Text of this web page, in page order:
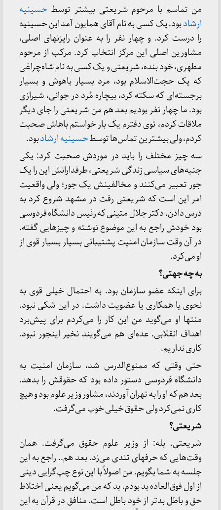
من تماسم با مرحوم شریعتی بیشتر توسطحسینیه
ارشادبود. یک کسی به نام آقای همایون آمد این حسینیه
را درست کرد. و چهار نفر را به عنوان رایزنهای اصلی،
مشاورین اصلی این مرکز انتخاب کرد. مرکب از مرحوم
مطهری، خود بنده، شریعتی و یک کسی به نام شاه‌چراغی
که یک حجت‌الاسلام بود، مرد بسیار باهوش و بسیار
برجسته‌ای که سکته کرد، بیچاره مُرد در جوانی، شیرازی
بود. ما چهار نفر بودیم بعد هم من شریعتی را جای دیگر
ملاقات کردم، توی دفترم یک بار خواستم باهاش صحبت
کردم، ولی بیشترین تماس‌ها توسطحسینیه ارشادبود.
سه چیز مختلف را باید در موردش صحبت کرد: یکی
جنبه‌های سیاسی زندگی شریعتی، طرفدارانش این را یک
جور تعبیر می‌کنند و مخالفینش یک جور؛ ولی واقعیت
امر این است که شریعتی رفت در مشهد شروع کرد به
درس دادن. دکتر جلال متینی که رئیس دانشگاه فردوسی
بود خودش راجع به این موضوع نوشته و چیزهایی گفته.
در آن وقت سازمان امنیت پشتیبانی بسیار بسیار قوی از
او می‌کرد.
به چه جهتی؟
برای اینکه عضو سازمان بود. به احتمال خیلی قوی به
نحوی یا همکاری یا عضویت داشت. در این شکی نبود.
منتها او می‌گوید من این کار را می‌کردم برای پیش‌برد
اهداف انقلابی. عده‌ای هم می‌گویند نخیر اینجور نبود.
کاری نداریم.
حتی وقتی که ممنوع‌الدرس شد، سازمان امنیت به
دانشگاه فردوسی دستور داده بود که حقوقش را بدهد.
بعد هم که او را به تهران آوردند، مشاور وزیر علوم بود و هیچ
کاری نمی‌کرد ولی حقوق خیلی خوب می‌گرفت.
شریعتی؟
شریعتی. بله: از وزیر علوم حقوق می‌گرفت. همان
وقت‌هایی که حرفهای تندی می‌زد. بعد هم.. راجع به این
جلسه به شما بگویم. من اصولاً با این نوع چپ‌گرایی دینی
از اول فوق‌العاده بد بودم. بد که من می‌گویم یعنی اختلاط
حق و باطل بدتر از خود باطل است. منافق در قرآن به این